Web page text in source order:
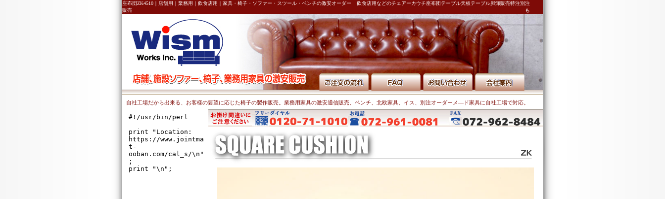
座布団ZK4510｜店舗用｜業務用｜飲食店用｜家具・椅子・ソファー・スツール・ベンチの激安オーダー
販売
飲食店用などのチェアーカウチ座布団テーブル天板テーブル脚卸販売特注別注
も
自社工場だから出来る、お客様の要望に応じた椅子の製作販売。業務用家具の激安通信販売、ベンチ、北欧家具、イス、別注オーダーメ―ド家具に自社工場で対応。